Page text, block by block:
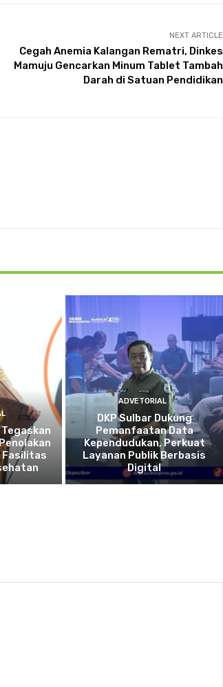
NEXT ARTICLE
Cegah Anemia Kalangan Rematri, Dinkes
Mamuju Gencarkan Minum Tablet Tambah
Darah di Satuan Pendidikan
Fasilitas
ADVETORIAL
DKP Sulbar Dukung
Pemanfaatan Data
Kependudukan, Perkuat
Layanan Publik Berbasis
Digital